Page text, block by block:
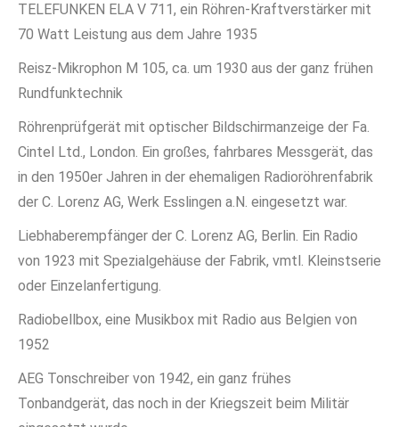
TELEFUNKEN ELA V 711, ein Röhren-Kraftverstärker mit
70 Watt Leistung aus dem Jahre 1935
Reisz-Mikrophon M 105, ca. um 1930 aus der ganz frühen
Rundfunktechnik
Röhrenprüfgerät mit optischer Bildschirmanzeige der Fa.
Cintel Ltd., London. Ein großes, fahrbares Messgerät, das
in den 1950er Jahren in der ehemaligen Radioröhrenfabrik
der C. Lorenz AG, Werk Esslingen a.N. eingesetzt war.
Liebhaberempfänger der C. Lorenz AG, Berlin. Ein Radio
von 1923 mit Spezialgehäuse der Fabrik, vmtl. Kleinstserie
oder Einzelanfertigung.
Radiobellbox, eine Musikbox mit Radio aus Belgien von
1952
AEG Tonschreiber von 1942, ein ganz frühes
Tonbandgerät, das noch in der Kriegszeit beim Militär